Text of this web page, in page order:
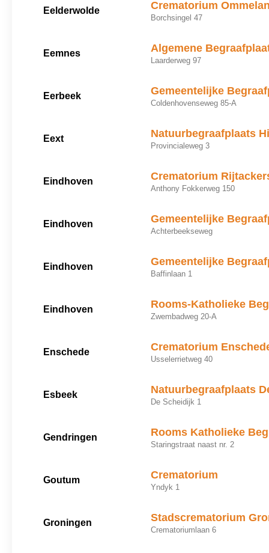
Eelderwolde Crematorium
Borchsingel 47
Eemnes Algemene
Laarderweg 97
Eerbeek Gemeentelijke
Coldenhovenseweg 85-A
Eext Natuurbegraafplaats
Provincialeweg 3
Eindhoven Crematorium
Anthony Fokkerweg 150
Eindhoven Gemeentelijke
Achterbeekseweg
Eindhoven Gemeentelijke
Baffinlaan 1
Eindhoven Rooms-Katholieke
Zwembadweg 20-A
Enschede Crematorium
Usselerrietweg 40
Esbeek Natuurbegraafplaats
De Scheidijk 1
Gendringen Rooms Katholieke
Staringstraat naast nr. 2
Goutum Crematorium
Yndyk 1
Groningen Stadscrematorium
Crematoriumlaan 6